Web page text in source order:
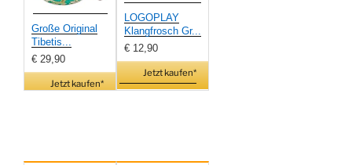
Große Original
Tibetis...
€ 29,90
Jetzt kaufen*
LOGOPLAY
Klangfrosch Gr...
€ 12,90
Jetzt kaufen*